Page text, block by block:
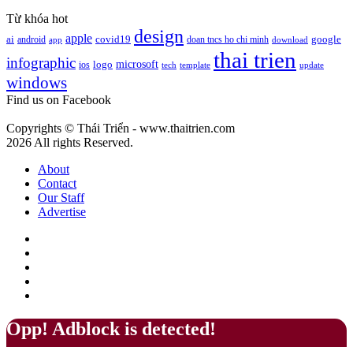
phê
ý
nghĩa
gì?
Pantone
13-
1023
Fuzz
–
Màu
sự
nhã
Từ khóa hot
ai android app apple covid19 design doan tncs ho chi minh download google
infographic ios logo microsoft tech template thai trien update
windows
Find us on Facebook
Copyrights © Thái Triển - www.thaitrien.com
2026 All rights Reserved.
About
Contact
Our Staff
Advertise
Back
to
Close
Opp! Adblock is detected!